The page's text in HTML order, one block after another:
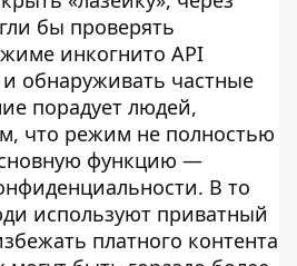
бы проверять
инкогнито API
обнаруживать частные
порадует людей,
что режим не полностью
функцию —
В то
используют приватный
платного контента